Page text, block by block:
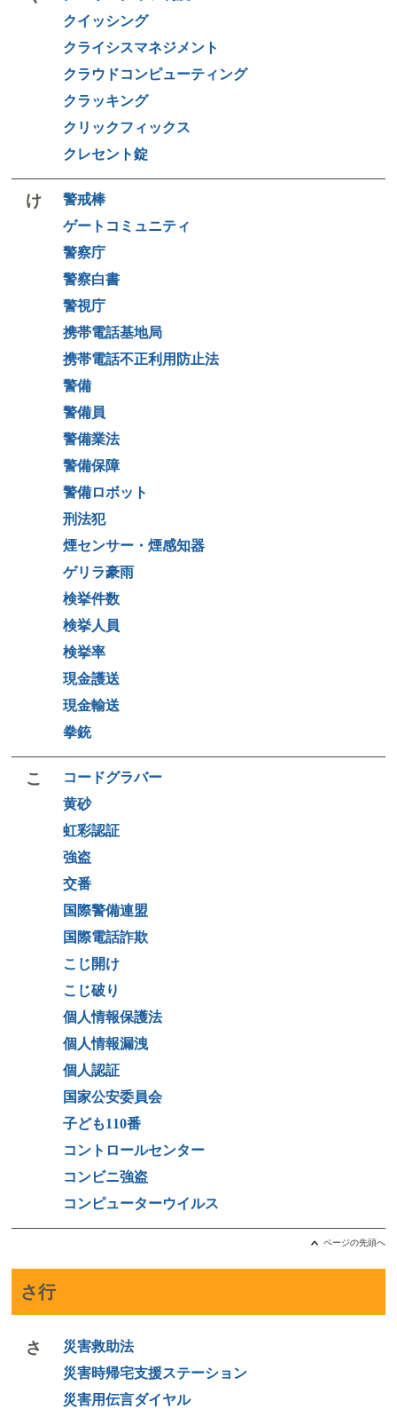
クイッシング
クライシスマネジメント
クラウドコンピューティング
クラッキング
クリックフィックス
クレセント錠
け
警戒棒
ゲートコミュニティ
警察庁
警察白書
警視庁
携帯電話基地局
携帯電話不正利用防止法
警備
警備員
警備業法
警備保障
警備ロボット
刑法犯
煙センサー・煙感知器
ゲリラ豪雨
検挙件数
検挙人員
検挙率
現金護送
現金輸送
拳銃
こ
コードグラバー
黄砂
虹彩認証
強盗
交番
国際警備連盟
国際電話詐欺
こじ開け
こじ破り
個人情報保護法
個人情報漏洩
個人認証
国家公安委員会
子ども110番
コントロールセンター
コンビニ強盗
コンピューターウイルス
ページの先頭へ
さ行
さ
災害救助法
災害時帰宅支援ステーション
災害用伝言ダイヤル